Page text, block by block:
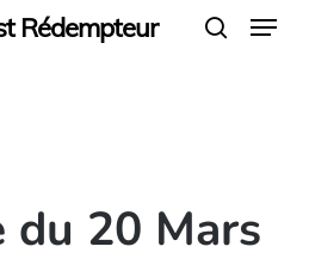
Rédempteur Menu
du 20 Mars